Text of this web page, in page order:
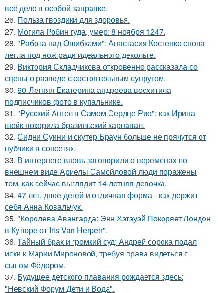
всё дело в особой заправке.
26. Польза гвоздики для здоровья.
27. Могила Робин гуда, умер: 8 ноября 1247.
28. "Работа над Ошибками": Анастасия Костенко снова
легла под нож ради идеального декольте.
29. Виктория Складчикова откровенно рассказала со
сцены о разводе с состоятельным супругом.
30. 60-Летняя Екатерина андреева восхитила
подписчиков фото в купальнике.
31. "Русский Ангел в Самом Сердце Рио": как Ирина
шейк покорила бразильский карнавал.
32. Сидни Суини и скутер Браун больше не прячутся от
публики в соцсетях.
33. В интернете вновь заговорили о переменах во
внешнем виде Ариелы Самойловой люди поражены
тем, как сейчас выглядит 14-летняя девочка.
34. 47 лет, двое детей и отличная форма - как держит
себя Анна Ковальчук.
35. "Королева Авангарда: Энн Хэтэуэй Покоряет Лондон
в Кутюре от Iris Van Herpen".
36. Тайный брак и громкий суд: Андрей сорока подал
иски к Марии Мироновой, требуя права видеться с
сыном Фёдором.
37. Будущее детского плавания рождается здесь:
"Невский Форум Дети и Вода".